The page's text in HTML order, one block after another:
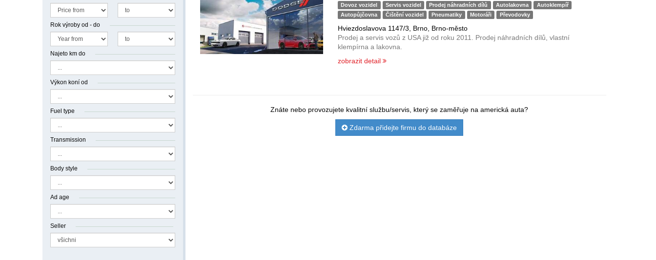
Dovoz vozidel Servis vozidel Prodej náhradních dílů Autolakovna
Autoklempíř
Autopůjčovna
Čištění vozidel Pneumatiky Motoráři Převodovky
Hviezdoslavova 1147/3, Brno, Brno-město
Prodej a servis vozů z USA již od roku 2011. Prodej náhradních dílů, vlastní
klempírna a lakovna.
zobrazit detail
Znáte nebo provozujete kvalitní službu/servis, který se zaměřuje na americká auta?
Zdarma přidejte firmu do databáze
Rok výroby od - do
Najeto km do
Výkon koní od
Fuel type
Transmission
Body style
Ad age
Seller